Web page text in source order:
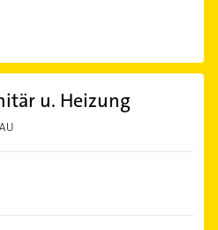
u. Heizung